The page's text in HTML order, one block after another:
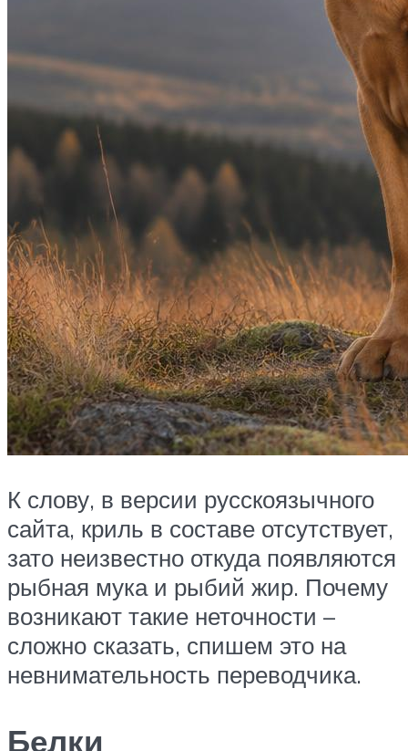
К слову, в версии русскоязычного
сайта, криль в составе отсутствует,
зато неизвестно откуда появляются
рыбная мука и рыбий жир. Почему
возникают такие неточности –
сложно сказать, спишем это на
невнимательность переводчика.
Белки